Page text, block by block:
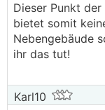
Dieser Punkt
bietet somit
Nebengebäude
ihr das tut!
Karl10